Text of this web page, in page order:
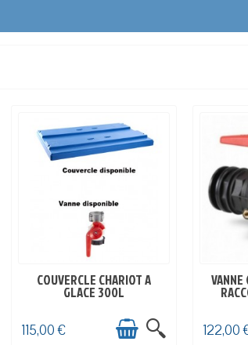
EN STOCK
COUVERCLE CHARIOT A
GLACE 300L
115,00 €
VANNE
122,00